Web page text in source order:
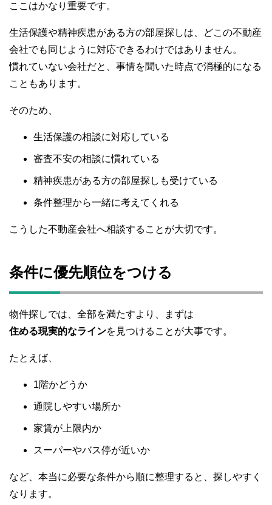
ここはかなり重要です。
生活保護や精神疾患がある方の部屋探しは、どこの不動産
会社でも同じように対応できるわけではありません。
慣れていない会社だと、事情を聞いた時点で消極的になる
こともあります。
そのため、
生活保護の相談に対応している
審査不安の相談に慣れている
精神疾患がある方の部屋探しも受けている
条件整理から一緒に考えてくれる
こうした不動産会社へ相談することが大切です。
条件に優先順位をつける
物件探しでは、全部を満たすより、まずは
住める現実的なラインを見つけることが大事です。
たとえば、
1階かどうか
通院しやすい場所か
家賃が上限内か
スーパーやバス停が近いか
など、本当に必要な条件から順に整理すると、探しやすく
なります。